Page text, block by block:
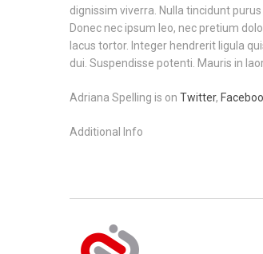
dignissim viverra. Nulla tincidunt
Donec nec ipsum leo, nec pretium
lacus tortor. Integer hendrerit ligula
dui. Suspendisse potenti. Mauris in
Adriana Spelling is on Twitter,
Additional Info